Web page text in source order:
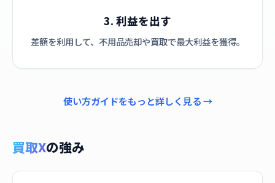
3. 利益を出す
差額を利用して、不用品売却や買取で最大利益を獲得。
使い方ガイドをもっと詳しく見る →
買取Xの強み